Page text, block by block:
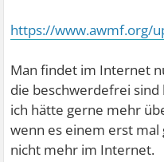
https://www.awmf.org/
Man findet im Internet
die beschwerdefrei sind
ich hätte gerne mehr
wenn es einem erst
nicht mehr im Internet.